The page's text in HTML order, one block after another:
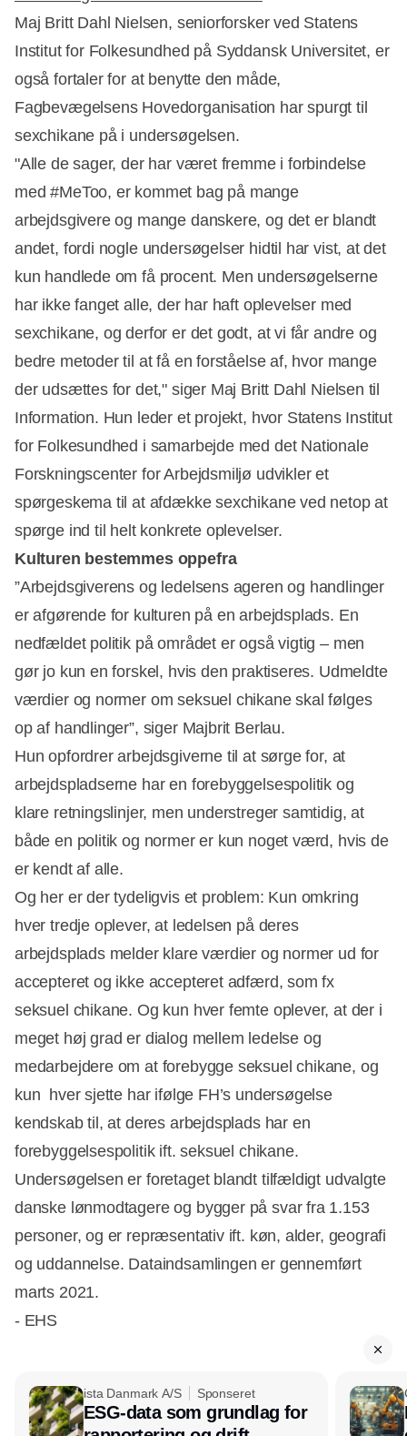
Maj Britt Dahl Nielsen, seniorforsker ved Statens
Institut for Folkesundhed på Syddansk Universitet, er
også fortaler for at benytte den måde,
Fagbevægelsens Hovedorganisation har spurgt til
sexchikane på i undersøgelsen.
"Alle de sager, der har været fremme i forbindelse
med #MeToo, er kommet bag på mange
arbejdsgivere og mange danskere, og det er blandt
andet, fordi nogle undersøgelser hidtil har vist, at det
kun handlede om få procent. Men undersøgelserne
har ikke fanget alle, der har haft oplevelser med
sexchikane, og derfor er det godt, at vi får andre og
bedre metoder til at få en forståelse af, hvor mange
der udsættes for det," siger Maj Britt Dahl Nielsen til
Information. Hun leder et projekt, hvor Statens Institut
for Folkesundhed i samarbejde med det Nationale
Forskningscenter for Arbejdsmiljø udvikler et
spørgeskema til at afdække sexchikane ved netop at
spørge ind til helt konkrete oplevelser.
Kulturen bestemmes oppefra
”Arbejdsgiverens og ledelsens ageren og handlinger
er afgørende for kulturen på en arbejdsplads. En
nedfældet politik på området er også vigtig – men
gør jo kun en forskel, hvis den praktiseres. Udmeldte
værdier og normer om seksuel chikane skal følges
op af handlinger”, siger Majbrit Berlau.
Hun opfordrer arbejdsgiverne til at sørge for, at
arbejdspladserne har en forebyggelsespolitik og
klare retningslinjer, men understreger samtidig, at
både en politik og normer er kun noget værd, hvis de
er kendt af alle.
Og her er der tydeligvis et problem: Kun omkring
hver tredje oplever, at ledelsen på deres
arbejdsplads melder klare værdier og normer ud for
accepteret og ikke accepteret adfærd, som fx
seksuel chikane. Og kun hver femte oplever, at der i
meget høj grad er dialog mellem ledelse og
medarbejdere om at forebygge seksuel chikane, og
kun hver sjette har ifølge FH’s undersøgelse
kendskab til, at deres arbejdsplads har en
forebyggelsespolitik ift. seksuel chikane.
Undersøgelsen er foretaget blandt tilfældigt udvalgte
danske lønmodtagere og bygger på svar fra 1.153
personer, og er repræsentativ ift. køn, alder, geografi
og uddannelse. Dataindsamlingen er gennemført
marts 2021.
- EHS
ista Danmark A/S Sponseret
ESG-data som grundlag for